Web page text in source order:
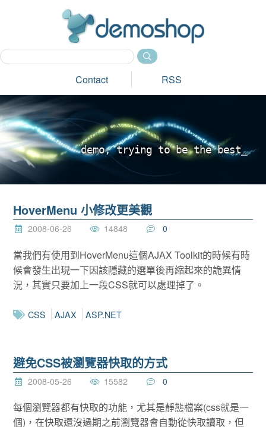
Contact RSS
demo, trying to be the best_
HoverMenu 小修改更美觀
2008-06-26 14848 0
當我們有使用到HoverMenu這個AJAX Toolkit的時候有時
候會發生出現一下因該隱藏的選單後再縮起來的詭異情
況，其實只要加上一段CSS就可以處理掉了。
CSS AJAX ASP.NET
避免CSS被瀏覽器快取的方式
2008-05-26 15582 0
每個瀏覽器都有快取的功能，尤其是靜態檔案(css就是一
個)，在快取還沒過期之前瀏覽器會自動從快取讀取，但